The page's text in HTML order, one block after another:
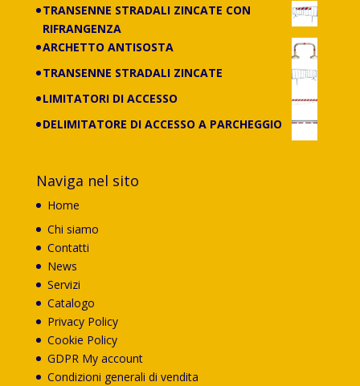
TRANSENNE STRADALI ZINCATE CON
RIFRANGENZA
ARCHETTO ANTISOSTA
TRANSENNE STRADALI ZINCATE
LIMITATORI DI ACCESSO
DELIMITATORE DI ACCESSO A PARCHEGGIO
Naviga nel sito
Home
Chi siamo
Contatti
News
Servizi
Catalogo
Privacy Policy
Cookie Policy
GDPR My account
Condizioni generali di vendita